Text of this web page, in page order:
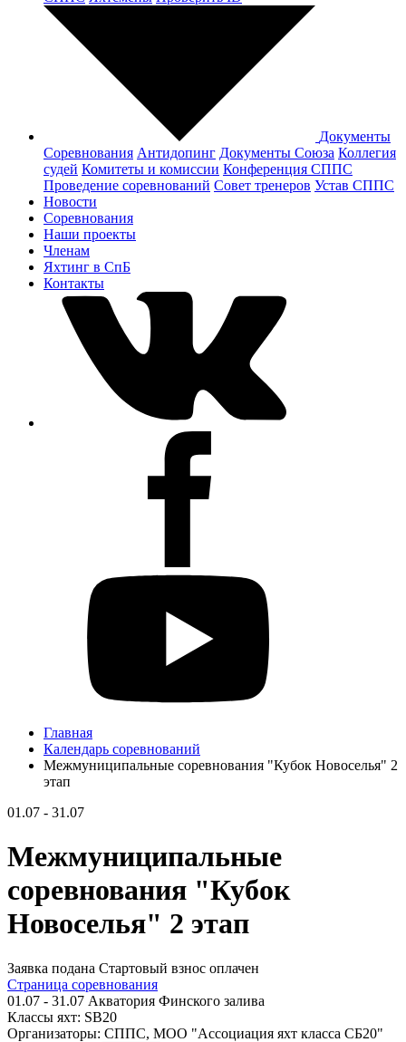
Документы
Соревнования Антидопинг Документы Cоюза Коллегия
судей Комитеты и комиссии Конференция СППС
Проведение соревнований Совет тренеров Устав СППС
Новости
Соревнования
Наши проекты
Членам
Яхтинг в СпБ
Контакты
Главная
Календарь соревнований
Межмуниципальные соревнования "Кубок Новоселья" 2
этап
01.07 - 31.07
Межмуниципальные
соревнования "Кубок
Новоселья" 2 этап
Заявка подана Стартовый взнос оплачен
Страница соревнования
01.07 - 31.07 Акватория Финского залива
Классы яхт: SB20
Организаторы: СППС, МОО "Ассоциация яхт класса СБ20"